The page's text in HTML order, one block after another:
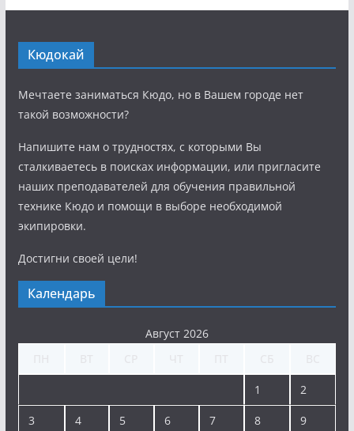
Кюдокай
Мечтаете заниматься Кюдо, но в Вашем городе нет
такой возможности?
Напишите нам о трудностях, с которыми Вы
сталкиваетесь в поисках информации, или пригласите
наших преподавателей для обучения правильной
технике Кюдо и помощи в выборе необходимой
экипировки.
Достигни своей цели!
Календарь
Август 2026
1 2
3 4 5 6 7 8 9